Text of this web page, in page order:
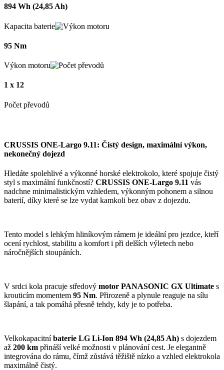
894 Wh (24,85 Ah)
Kapacita baterie
95 Nm
Výkon motoru
1 x 12
Počet převodů
CRUSSIS ONE-Largo 9.11: Čistý design, maximální výkon,
nekonečný dojezd
Hledáte spolehlivé a výkonné horské elektrokolo, které spojuje čistý
styl s maximální funkčností? CRUSSIS ONE-Largo 9.11 vás
nadchne minimalistickým vzhledem, výkonným pohonem a silnou
baterií, díky které se lze vydat kamkoli bez obav z dojezdu.
Tento model s lehkým hliníkovým rámem je ideální pro jezdce, kteří
ocení rychlost, stabilitu a komfort i při delších výletech nebo
náročnějších stoupáních.
V srdci kola pracuje středový motor PANASONIC GX Ultimate s
krouticím momentem 95 Nm. Přirozeně a plynule reaguje na sílu
šlapání, a tak pomáhá přesně tehdy, kdy je to potřeba.
Velkokapacitníbaterie LG Li-Ion 894 Wh (24,85 Ah) s dojezdem
až 200 km přináší velké možnosti v plánování cest. Je elegantně
integrována do rámu, čímž zůstává těžiště nízko a vzhled elektrokola
maximálně čistý.